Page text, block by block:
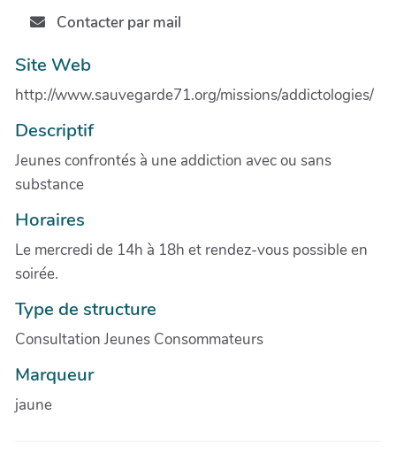
Contacter par mail
Site Web
http://www.sauvegarde71.org/missions/addictologies/
Descriptif
Jeunes confrontés à une addiction avec ou sans
substance
Horaires
Le mercredi de 14h à 18h et rendez-vous possible en
soirée.
Type de structure
Consultation Jeunes Consommateurs
Marqueur
jaune